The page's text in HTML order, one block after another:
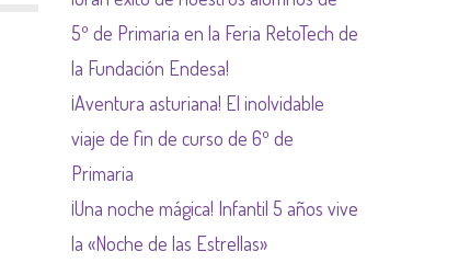
drogas de la
Comunidad de Madrid
5º de Primaria en la Feria RetoTech de
la Fundación Endesa!
¡Aventura asturiana! El inolvidable
viaje de fin de curso de 6º de
Primaria
¡Una noche mágica! Infantil 5 años vive
la «Noche de las Estrellas»